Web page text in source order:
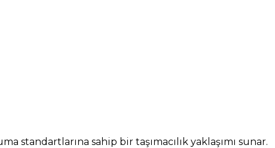
standartlarına sahip bir taşımacılık yaklaşımı sunar.